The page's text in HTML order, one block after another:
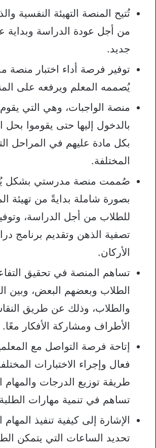
تُتيح المنصة التهيئة النفسية
من أجل عودة الدراسة وبداية
جديد.
توفير فرصة أداء اختبار منصة
يُصممه المعلم ويرفعه على
منصة الواجبات، وهي التي
بالدخول إليها حتى يقوموا
بكل مادة عليهم في المراحل
المختلفة.
صُممت منصة مدرستي بشكل
بصورة شاملة بدايةً من تهيئة
للطلاب من أجل الدراسة،
تصفية الذهن وتقديم برنامج
الأركان.
تساهم المنصة في تحقيق
الطلاب وبعضهم البعض، وبين
والطلاب، وذلك عن طريق
الأطراف ومشاركة الأفكار معًا.
إتاحة فرصة التواصل مع
فعال وإجراء الاختبارات
طريقة توزيع الدرجات والمهام
تساهم في تنمية مهارات
الإشارة إلى كيفية تنفيذ
تحديد الساعات التي يتمكن